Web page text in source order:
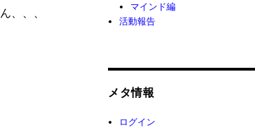
、、、
マインド編
活動報告
メタ情報
ログイン